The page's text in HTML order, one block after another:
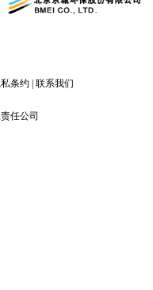
条约 联系我们
任公司